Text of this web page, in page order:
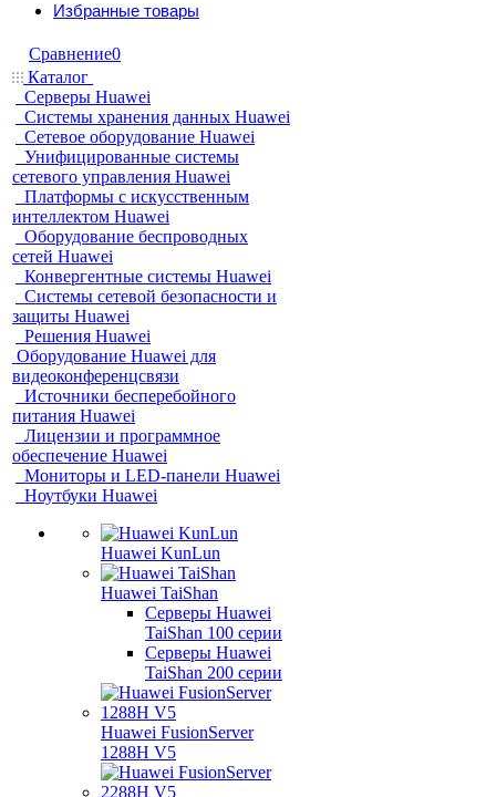
Избранные товары
Сравнение0
Каталог
Серверы Huawei
Системы хранения данных Huawei
Сетевое оборудование Huawei
Унифицированные системы
сетевого управления Huawei
Платформы с искусственным
интеллектом Huawei
Оборудование беспроводных
сетей Huawei
Конвергентные системы Huawei
Системы сетевой безопасности и
защиты Huawei
Решения Huawei
Оборудование Huawei для
видеоконференцсвязи
Источники бесперебойного
питания Huawei
Лицензии и программное
обеспечение Huawei
Мониторы и LED-панели Huawei
Ноутбуки Huawei
Huawei KunLun
Huawei TaiShan
Серверы Huawei
TaiShan 100 серии
Серверы Huawei
TaiShan 200 серии
Huawei FusionServer
1288H V5